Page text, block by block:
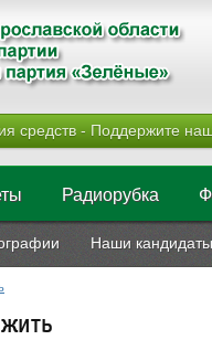
средств - Поддержите
Радиорубка
Наши кандидаты